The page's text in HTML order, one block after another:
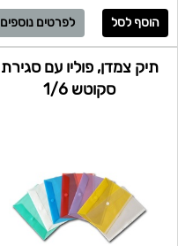
לפרטים נוספים
תיק צמדן, פוליו עם סגירת
סקוטש 1/6